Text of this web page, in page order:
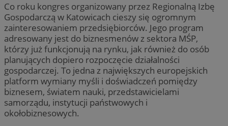
Co roku kongres organizowany przez Regionalną Izbę
Gospodarczą w Katowicach cieszy się ogromnym
zainteresowaniem przedsiębiorców. Jego program
adresowany jest do biznesmenów z sektora MŚP,
którzy już funkcjonują na rynku, jak również do osób
planujących dopiero rozpoczęcie działalności
gospodarczej. To jedna z największych europejskich
platform wymiany myśli i doświadczeń pomiędzy
biznesem, światem nauki, przedstawicielami
samorządu, instytucji państwowych i
okołobiznesowych.